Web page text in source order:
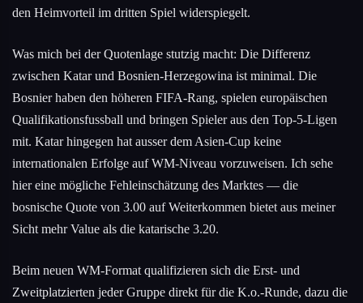
den Heimvorteil im dritten Spiel widerspiegelt.
Was mich bei der Quotenlage stutzig macht: Die Differenz
zwischen Katar und Bosnien-Herzegowina ist minimal. Die
Bosnier haben den höheren FIFA-Rang, spielen europäischen
Qualifikationsfussball und bringen Spieler aus den Top-5-Ligen
mit. Katar hingegen hat ausser dem Asien-Cup keine
internationalen Erfolge auf WM-Niveau vorzuweisen. Ich sehe
hier eine mögliche Fehleinschätzung des Marktes — die
bosnische Quote von 3.00 auf Weiterkommen bietet aus meiner
Sicht mehr Value als die katarische 3.20.
Beim neuen WM-Format qualifizieren sich die Erst- und
Zweitplatzierten jeder Gruppe direkt für die K.o.-Runde, dazu die